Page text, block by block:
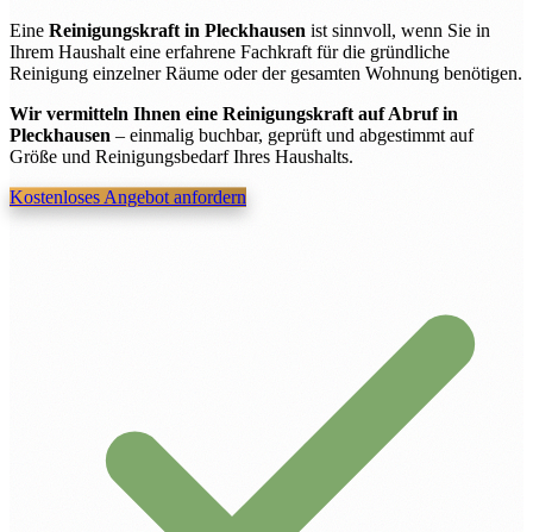
Eine Reinigungskraft in Pleckhausen ist sinnvoll, wenn Sie in
Ihrem Haushalt eine erfahrene Fachkraft für die gründliche
Reinigung einzelner Räume oder der gesamten Wohnung benötigen.
Wir vermitteln Ihnen eine Reinigungskraft auf Abruf in
Pleckhausen – einmalig buchbar, geprüft und abgestimmt auf
Größe und Reinigungsbedarf Ihres Haushalts.
Kostenloses Angebot anfordern